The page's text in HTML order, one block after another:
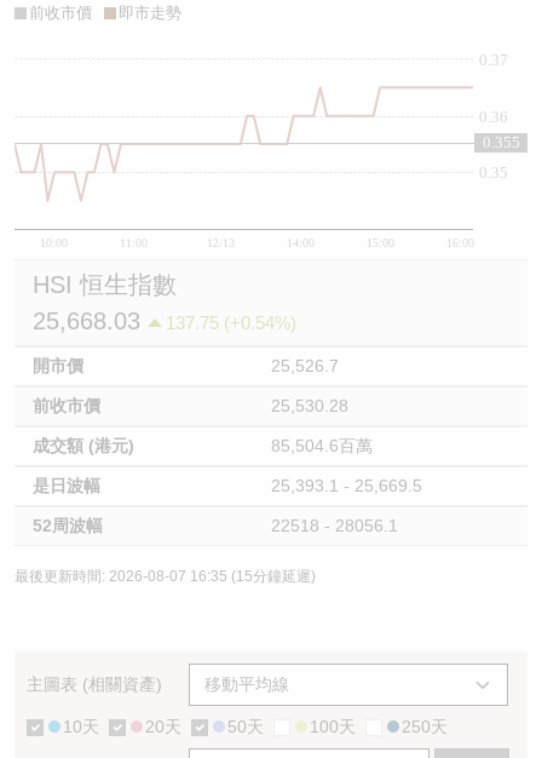
前收市價 即市走勢
10:00 11:00 12/13 14:00 15:00 16:00
0.35
0.36
0.37
0.355
HSI 恒生指數
25,668.03
137.75 (+0.54%)
開市價 25,526.7
前收市價 25,530.28
成交額 (港元) 85,504.6百萬
是日波幅 25,393.1 - 25,669.5
52周波幅 22518 - 28056.1
最後更新時間: 2026-08-07 16:35 (15分鐘延遲)
主圖表 (相關資產)
10天 20天 50天 100天 250天